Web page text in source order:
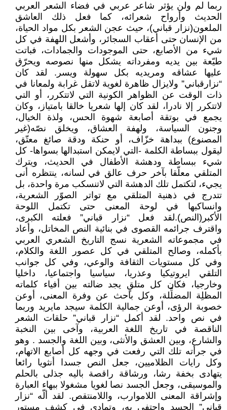
ربما لم ولن يؤثر شاعر عربي في فضاء الشعر العربي
الحديث وأرواح شعرائه، كما فعل ذلك العاشق
الملعون(نزار قباني)، حيث عجن الشعر بكل مواد الحياة،
من الإنسان حتى أعقاب السجائر، وأشعل اللهفة في كل
شيء من الأصابع، حتى الموجودات والجمادات، فباتت
طيّعة بين يديه ومفرداته يشكل منها نصوصه ويحرّق
عليها عشاقه ومريديه بكل سهولة ويسر. لقد كان
“نزارقباني” ولايزال ظاهرة لغوية لاتقل غرابة ولمعانا في
ذات الوقت عن الظواهر الكونية التي لاتتكرر، أو التي
لاتتكرر إلا نادرا، لقد كان إلها شعريا خالقا بامتياز، وكان
يجمع في بوتقة أصابعة شهوة الحس، ولذة الخيال،
وجنون السياسة، ولهفة العشاق، ويخلق نصّه(غير
المصنوع) ببداهة خزّاف، أو حنكة ودقة صائغ معتّق،
ليقول ببساطة الكلمة -التي لايمكن استبدالها بسواها- كل
شيء ببساطة ودهشة الأطفال في الحديث، ويترك
المتلقي معلّقا بآخر حرف عالق في لسانه، ينتظره أنى
يجيء، لتكتمل تلك الدهشة التي لاتنسكب مرة واحدة، بل
تتدرج في ذهنية المتلقي مع تواتر الصوّر الشعرية،
وانساكبها في لوحة المعنى حتى تكتمل اللوحة
الأكبر(النص).لقد فعل “نزار قباني” فعلته الكبرى،
واقترف جرائمه القصوى في بنائية النص المخاتل، وأعاد
في مجموعاته الشعرية نسج التاريخ الشعري العربي
بأكمله، وصالح المتلقي في كل عصور اللغة والكلام،
وفي كل مستويات الثقافة والوعي، وفي كل جوانب
التلقي ايروتيكيا وعذريا، سياسيا واجتماعيا، داخليا
وخارجيا، فكان كل متلقٍ يجد ضالته بين أفياء كلماته
المظلِة المضلِّلة، وكل باحث عن وفرة المعنى، أوعن
خصوبة الرؤى، أوعن جمالية الكلمة سيجد مايريد وربما
في نص واحد. لقد أكمل “نزار قباني” حلقات الشعر
الناقصة في تاريخ اللغة العربية، وآخى بين النخبة
والشارع، وبين العشق والأنثى، وبين اللغة والجسد . وهو
في جرأته تلك التي رفعت في وجهه كل أصابع الاتهام،
وكل رايات الظلاميين، جعل النص جسدا أنثويا رائعا
يتهادى بخفة رشا، ورشاقة راقصة باليه جذلى بالحلم
والموسيقى، وجعل الجسد نصا لغويا مشغولا ببهاء العبارة
وإشراقة المعنى اللاموارب، واللامنتقص. لقد ألّه “نزار
قباني” الجسد واحتفى به، وتمادى في كشف مستور